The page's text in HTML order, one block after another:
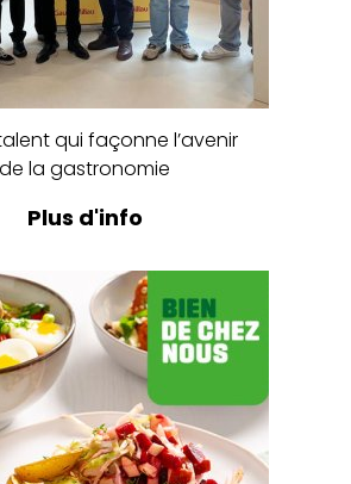
qui façonne l’avenir
de la gastronomie
Plus d'info